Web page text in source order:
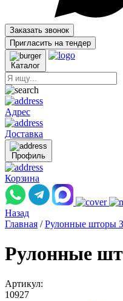
Заказать звонок
Пригласить на тендер
Каталог
Адрес
Доставка
Профиль
Корзина
Назад
Главная / Рулонные шторы
Рулонные
Артикул:
10927